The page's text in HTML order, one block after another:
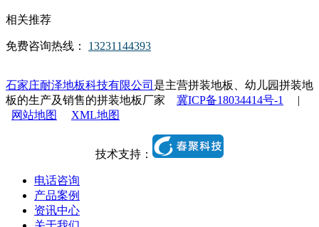
相关推荐
免费咨询热线： 13231144393
石家庄耐泽地板科技有限公司 是主营拼装地板、幼儿园拼装地
板的生产及销售的拼装地板厂家 冀ICP备18034414号-1
|
网站地图
XML地图
技术支持：
电话咨询
产品案例
资讯中心